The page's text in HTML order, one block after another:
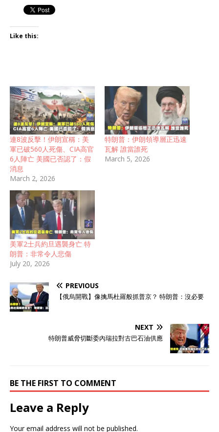
Like this:
連8波反擊！伊朗宣稱：美
軍已破560人死傷、CIA高官
6人陣亡 美國已否認了：假
消息
March 2, 2026
特朗普：伊朗領導層正迅速
瓦解 誰當誰死
March 5, 2026
美軍2士兵約旦遇襲身亡 特
朗普：非常令人悲傷
July 20, 2026
PREVIOUS
【俄烏開戰】像擒馬杜羅般抓普京？ 特朗普：沒必要
NEXT
特朗普威脅切斷委內瑞拉對古巴石油供應
BE THE FIRST TO COMMENT
Leave a Reply
Your email address will not be published.